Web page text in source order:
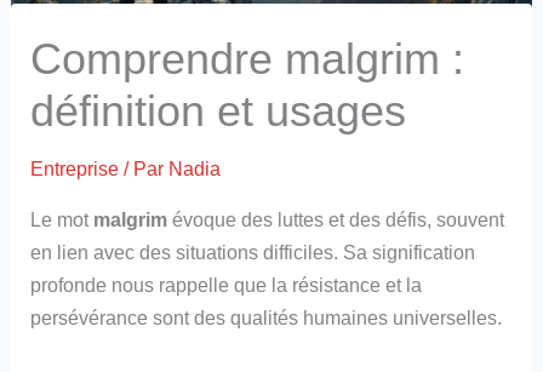
Comprendre malgrim :
définition et usages
Entreprise / Par Nadia
Le mot malgrim évoque des luttes et des défis, souvent
en lien avec des situations difficiles. Sa signification
profonde nous rappelle que la résistance et la
persévérance sont des qualités humaines universelles.